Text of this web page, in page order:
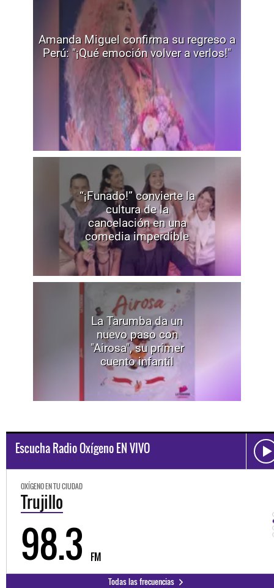
Amanda Miguel confirma su regreso a
Perú: "¡Qué emoción volver a verlos!"
“¡Funado!” convierte la
cultura de la
cancelación en una
comedia imperdible
La Tarumba da un
nuevo paso con
"Airosa", su primer
cuento infantil
Escucha Radio Oxígeno EN VIVO
OXÍGENO EN TU CIUDAD
Trujillo
98.3 FM
Todas las frecuencias